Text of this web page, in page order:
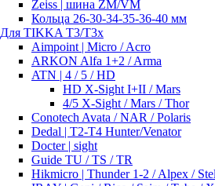
Zeiss | шина ZM/VM
Кольца 26-30-34-35-36-40 мм
Для TIKKA T3/T3x
Aimpoint | Micro / Acro
ARKON Alfa 1+2 / Arma
ATN | 4 / 5 / HD
HD X-Sight I+II / Mars
4/5 X-Sight / Mars / Thor
Conotech Avata / NAR / Polaris
Dedal | T2-T4 Hunter/Venator
Docter | sight
Guide TU / TS / TR
Hikmicro | Thunder 1-2 / Alpex /